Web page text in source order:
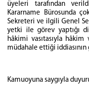
üyeleri tarafından
Kararname Bürosunda
Sekreteri ve ilgili Genel
yetki ile görev yaptığı
hâkimi vasıtasıyla hâkim
müdahale ettiği iddiasının
Kamuoyuna saygıyla